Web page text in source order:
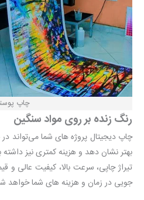
چاپ
رنگ زنده بر روی مواد سنگین
چاپ دیجیتال پروژه های شما می‌تواند
بهتر نشان دهد و هزینه کمتری نیز داشته
تیراژ چاپی، سرعت بالا، کیفیت عالی
جویی در زمان و هزینه های شما خواهد